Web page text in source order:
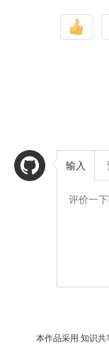
输入
本作品采用 知识共